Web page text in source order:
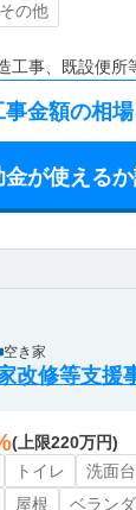
その他
工事、既設便所
事金額の相
金が使える
空き家
改修等支援
(上限220万円)
トイレ 洗面台
屋根 ベランダ